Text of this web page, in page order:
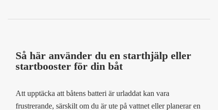
Så här använder du en starthjälp eller
startbooster för din båt
Att upptäcka att båtens batteri är urladdat kan vara
frustrerande, särskilt om du är ute på vattnet eller planerar en